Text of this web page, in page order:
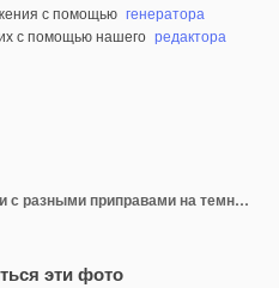
с помощью генератора
с помощью нашего редактора
Вид сверху свежие овощи с разными приправами на темном пространстве
эти фото